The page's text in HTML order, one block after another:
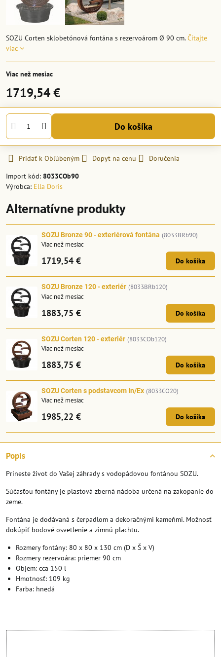
SOZU Corten sklobetónová fontána s rezervoárom Ø 90 cm.Čítajte
viac
Viac než mesiac
1719,54 €
Do košíka
Pridať k Obľúbeným Dopyt na cenu
Doručenia
Import kód: 8033COb90
Výrobca: Ella Doris
Popis
Prineste život do Vašej záhrady s vodopádovou fontánou SOZU.
Súčasťou fontány je plastová zberná nádoba určená na zakopanie do
zeme.
Fontána je dodávaná s čerpadlom a dekoračnými kameňmi. Možnosť
dokúpiť bodové osvetlenie a zimnú plachtu.
Rozmery fontány: 80 x 80 x 130 cm (D x Š x V)
Rozmery rezervoára: priemer 90 cm
Objem: cca 150 l
Hmotnosť: 109 kg
Farba: hnedá
Alternatívne produkty
SOZU Bronze 90 - exteriérová fontána (8033BRb90)
Viac než mesiac
1719,54 € Do košíka
SOZU Bronze 120 - exteriér (8033BRb120)
Viac než mesiac
1883,75 € Do košíka
SOZU Corten 120 - exteriér (8033COb120)
Viac než mesiac
1883,75 € Do košíka
SOZU Corten s podstavcom In/Ex (8033CO20)
Viac než mesiac
1985,22 € Do košíka